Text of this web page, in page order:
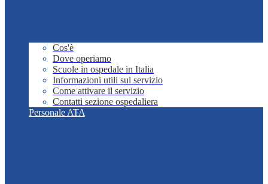
Cos'è
Dove operiamo
Scuole in ospedale in Italia
Informazioni utili sul servizio
Come attivare il servizio
Contatti sezione ospedaliera
Personale ATA